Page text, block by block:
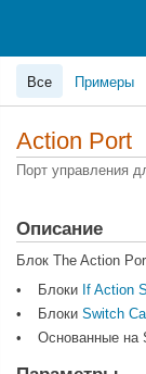
Все Примеры
Action Port
Порт управления
Описание
Блок The Action
Блоки If Action
Блоки Switch
Основанные на